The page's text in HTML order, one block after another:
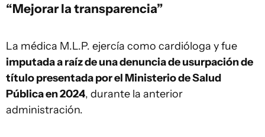
“Mejorar la transparencia”
La médica M.L.P. ejercía como cardióloga y fue
imputada a raíz de una denuncia de usurpación de
título presentada por el Ministerio de Salud
Pública en 2024, durante la anterior
administración.